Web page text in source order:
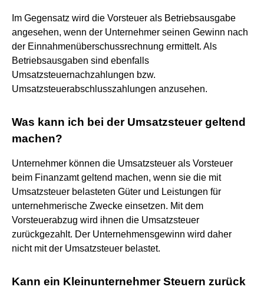
Im Gegensatz wird die Vorsteuer als Betriebsausgabe
angesehen, wenn der Unternehmer seinen Gewinn nach
der Einnahmenüberschussrechnung ermittelt. Als
Betriebsausgaben sind ebenfalls
Umsatzsteuernachzahlungen bzw.
Umsatzsteuerabschlusszahlungen anzusehen.
Was kann ich bei der Umsatzsteuer geltend
machen?
Unternehmer können die Umsatzsteuer als Vorsteuer
beim Finanzamt geltend machen, wenn sie die mit
Umsatzsteuer belasteten Güter und Leistungen für
unternehmerische Zwecke einsetzen. Mit dem
Vorsteuerabzug wird ihnen die Umsatzsteuer
zurückgezahlt. Der Unternehmensgewinn wird daher
nicht mit der Umsatzsteuer belastet.
Kann ein Kleinunternehmer Steuern zurück